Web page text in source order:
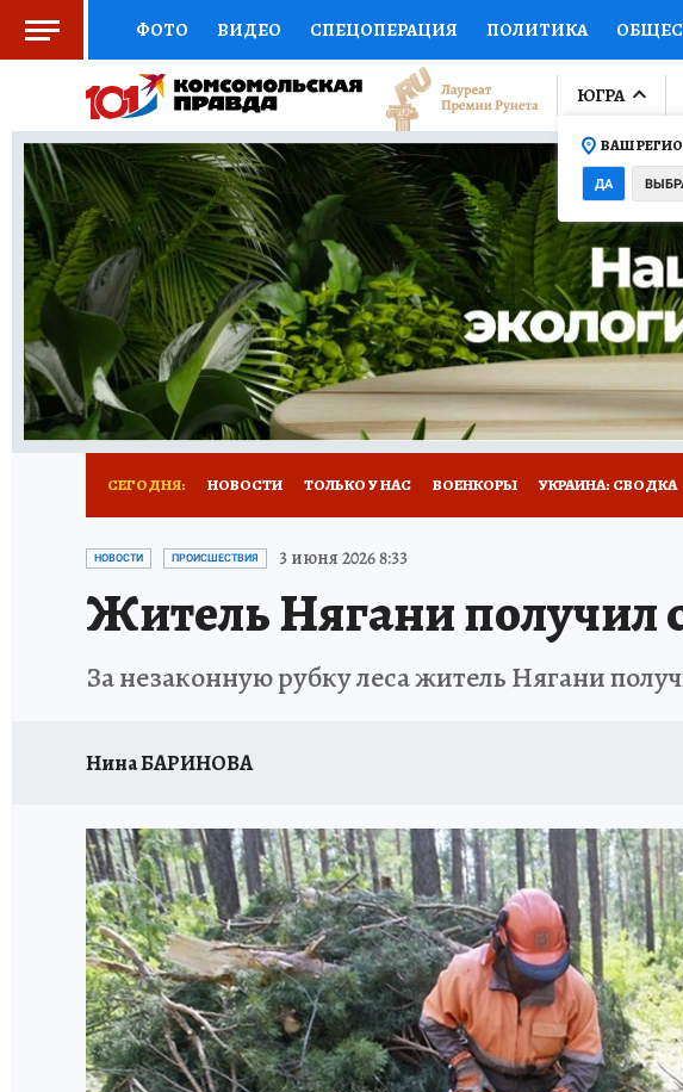
ФОТО ВИДЕО СПЕЦОПЕРАЦИЯ ПОЛИТИКА
СОЦПОДДЕРЖКА НАУКА СПОРТ КОЛУМНИСТЫ
ВЫБОР ЭКСПЕРТОВ ДОКТОР ФИНАНСЫ
КНИЖНАЯ ПОЛКА ПРОГНОЗЫ НА СПОРТ ПРОМОКОДЫ
ПРЕСС-ЦЕНТР НЕДВИЖИМОСТЬ ТЕЛЕВИЗОР
РАДИО КП РЕКЛАМА ТЕСТЫ НОВОЕ НА САЙТЕ
ЮГРА
ВАШ
ДА
СЕГОДНЯ: НОВОСТИ ТОЛЬКО У НАС ВОЕНКОРЫ УКРАИНА: СВОДКА
ИСПЫТАНО НА СЕБЕ
НОВОСТИ ПРОИСШЕСТВИЯ 3 июня 2026 8:33
Житель Нягани получил
За незаконную рубку леса житель Нягани
Нина БАРИНОВА